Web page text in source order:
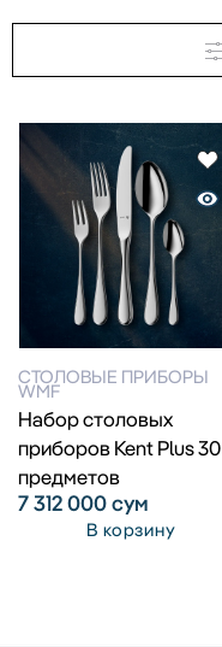
СТОЛОВЫЕ ПРИБОРЫ
WMF
Набор столовых
приборов Kent Plus 30
предметов
7 312 000сум
В корзину